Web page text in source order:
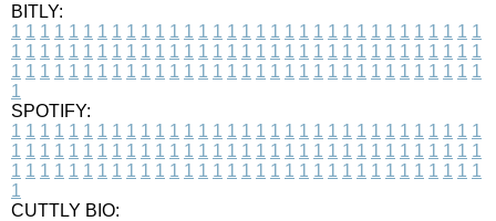
BITLY:
1 1 1 1 1 1 1 1 1 1 1 1 1 1 1 1 1 1 1 1 1 1 1 1 1 1 1 1 1 1 1 1 1
1 1 1 1 1 1 1 1 1 1 1 1 1 1 1 1 1 1 1 1 1 1 1 1 1 1 1 1 1 1 1 1 1
1 1 1 1 1 1 1 1 1 1 1 1 1 1 1 1 1 1 1 1 1 1 1 1 1 1 1 1 1 1 1 1 1
1
SPOTIFY:
1 1 1 1 1 1 1 1 1 1 1 1 1 1 1 1 1 1 1 1 1 1 1 1 1 1 1 1 1 1 1 1 1
1 1 1 1 1 1 1 1 1 1 1 1 1 1 1 1 1 1 1 1 1 1 1 1 1 1 1 1 1 1 1 1 1
1 1 1 1 1 1 1 1 1 1 1 1 1 1 1 1 1 1 1 1 1 1 1 1 1 1 1 1 1 1 1 1 1
1
CUTTLY BIO: